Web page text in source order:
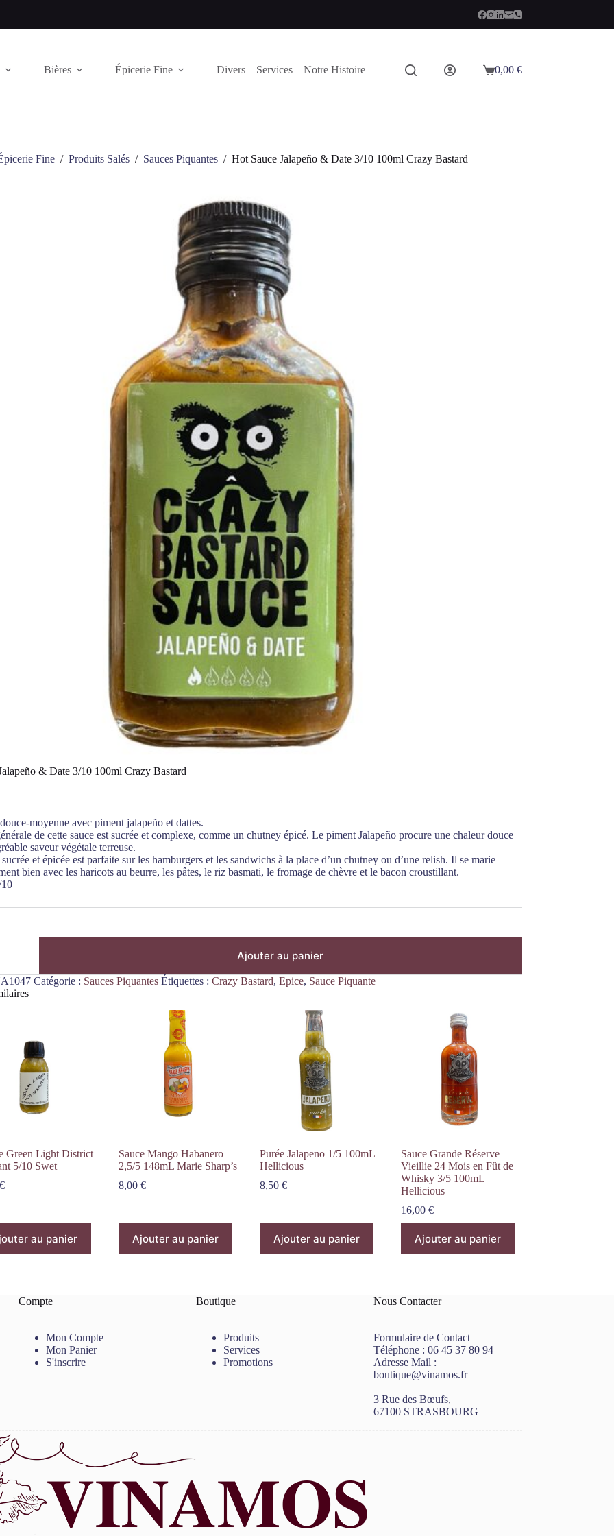
Bières Épicerie Fine Divers Services Notre Histoire
Panier
0,00 €
Fine / Produits Salés / Sauces Piquantes / Hot Sauce Jalapeño & Date 3/10 100ml Crazy Bastard
& Date 3/10 100ml Crazy Bastard
moyenne avec piment jalapeño et dattes.
de cette sauce est sucrée et complexe, comme un chutney épicé. Le piment Jalapeño procure une chaleur douce
saveur végétale terreuse.
sucrée et épicée est parfaite sur les hamburgers et les sandwichs à la place d’un chutney ou d’une relish. Il se marie
bien avec les haricots au beurre, les pâtes, le riz basmati, le fromage de chèvre et le bacon croustillant.
Ajouter au panier
Catégorie : Sauces Piquantes Étiquettes : Crazy Bastard, Epice, Sauce Piquante
Green Light District
5/10 Swet
€
au panier
Sauce Mango Habanero
2,5/5 148mL Marie Sharp’s
8,00€
Ajouter au panier
Purée Jalapeno 1/5 100mL
Hellicious
8,50€
Ajouter au panier
Sauce Grande Réserve
Vieillie 24 Mois en Fût de
Whisky 3/5 100mL
Hellicious
16,00€
Ajouter au panier
Compte
Mon Compte
Mon Panier
S'inscrire
Boutique
Produits
Services
Promotions
Nous Contacter
Formulaire de Contact
Téléphone :06 45 37 80 94
Adresse Mail :
boutique@vinamos.fr
3 Rue des Bœufs,
67100 STRASBOURG